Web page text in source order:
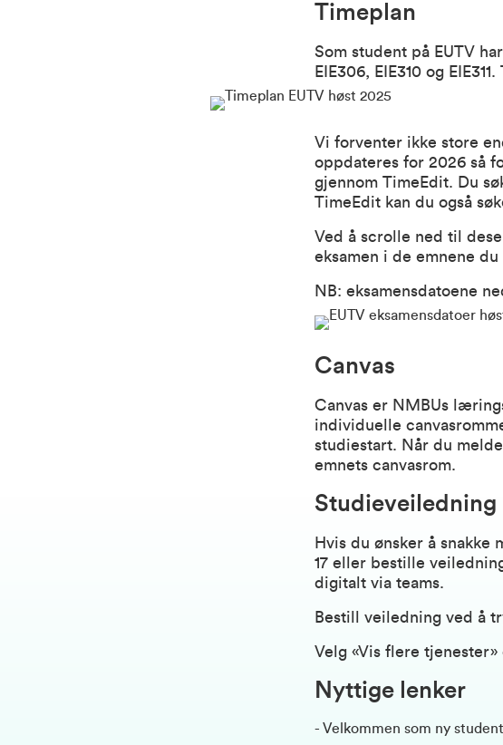
Timeplan
Som student på EUTV
EIE306, EIE310 og
Vi forventer ikke store
oppdateres for 2026 så
gjennom TimeEdit. Du
TimeEdit kan du også
Ved å scrolle ned til
eksamen i de emnene
NB: eksamensdatoene
Canvas
Canvas er NMBUs
individuelle
studiestart. Når du
emnets canvasrom.
Studieveiledning
Hvis du ønsker å snakke
17 eller bestille
digitalt via teams.
Bestill veiledning ved å
Velg «Vis flere tjenester»
Nyttige lenker
- Velkommen som ny